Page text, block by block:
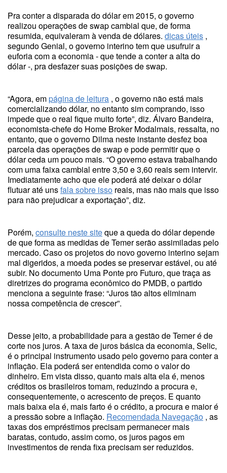
Pra conter a disparada do dólar em 2015, o governo
realizou operações de swap cambial que, de forma
resumida, equivaleram à venda de dólares. dicas úteis ,
segundo Genial, o governo interino tem que usufruir a
euforia com a economia - que tende a conter a alta do
dólar -, pra desfazer suas posições de swap.
“Agora, empágina de leitura , o governo não está mais
comercializando dólar, no entanto sim comprando, isso
impede que o real fique muito forte”, diz. Álvaro Bandeira,
economista-chefe do Home Broker Modalmais, ressalta, no
entanto, que o governo Dilma neste instante desfez boa
parcela das operações de swap e pode permitir que o
dólar ceda um pouco mais. “O governo estava trabalhando
com uma faixa cambial entre 3,50 e 3,60 reais sem intervir.
Imediatamente acho que ele poderá até deixar o dólar
flutuar até unsfala sobre isso reais, mas não mais que isso
para não prejudicar a exportação”, diz.
Porém, consulte neste siteque a queda do dólar depende
de que forma as medidas de Temer serão assimiladas pelo
mercado. Caso os projetos do novo governo interino sejam
mal digeridos, a moeda podes se preservar estável, ou até
subir. No documento Uma Ponte pro Futuro, que traça as
diretrizes do programa econômico do PMDB, o partido
menciona a seguinte frase: “Juros tão altos eliminam
nossa competência de crescer”.
Desse jeito, a probabilidade para a gestão de Temer é de
corte nos juros. A taxa de juros básica da economia, Selic,
é o principal instrumento usado pelo governo para conter a
inflação. Ela poderá ser entendida como o valor do
dinheiro. Em vista disso, quanto mais alta ela é, menos
créditos os brasileiros tomam, reduzindo a procura e,
consequentemente, o acrescento de preços. E quanto
mais baixa ela é, mais farto é o crédito, a procura e maior é
a pressão sobre a inflação. Recomendada Navegação , as
taxas dos empréstimos precisam permanecer mais
baratas, contudo, assim como, os juros pagos em
investimentos de renda fixa precisam ser reduzidos.